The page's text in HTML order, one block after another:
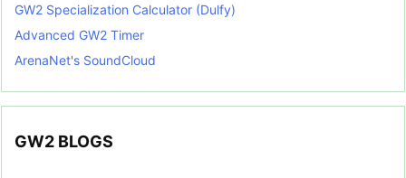
GW2 Specialization Calculator (Dulfy)
Advanced GW2 Timer
ArenaNet's SoundCloud
GW2 BLOGS